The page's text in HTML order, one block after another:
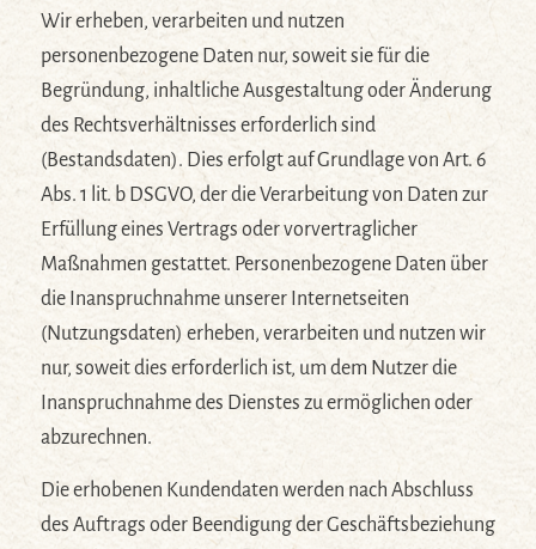
Wir erheben, verarbeiten und nutzen
personenbezogene Daten nur, soweit sie für die
Begründung, inhaltliche Ausgestaltung oder Änderung
des Rechtsverhältnisses erforderlich sind
(Bestandsdaten). Dies erfolgt auf Grundlage von Art. 6
Abs. 1 lit. b DSGVO, der die Verarbeitung von Daten zur
Erfüllung eines Vertrags oder vorvertraglicher
Maßnahmen gestattet. Personenbezogene Daten über
die Inanspruchnahme unserer Internetseiten
(Nutzungsdaten) erheben, verarbeiten und nutzen wir
nur, soweit dies erforderlich ist, um dem Nutzer die
Inanspruchnahme des Dienstes zu ermöglichen oder
abzurechnen.
Die erhobenen Kundendaten werden nach Abschluss
des Auftrags oder Beendigung der Geschäftsbeziehung